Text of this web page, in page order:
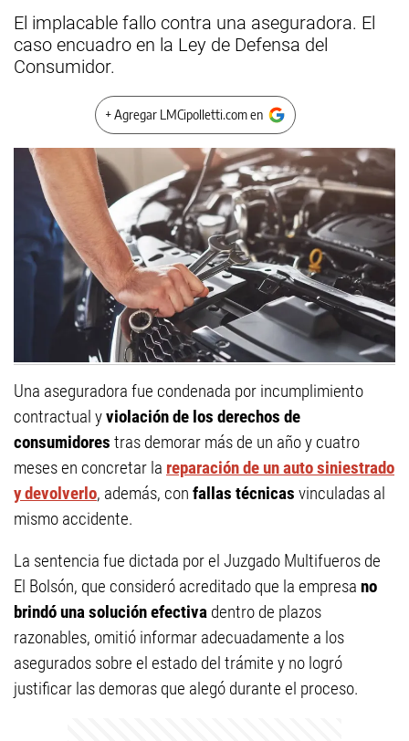
El implacable fallo contra una aseguradora. El
caso encuadro en la Ley de Defensa del
Consumidor.
+ Agregar LMCipolletti.com en
Una aseguradora fue condenada por incumplimiento
contractual yviolación de los derechos de
consumidores tras demorar más de un año y cuatro
meses en concretar la reparación de un auto siniestrado
y devolverlo, además, con fallas técnicas vinculadas al
mismo accidente.
La sentencia fue dictada por el Juzgado Multifueros de
El Bolsón, que consideró acreditado que la empresa no
brindó una solución efectiva dentro de plazos
razonables, omitió informar adecuadamente a los
asegurados sobre el estado del trámite y no logró
justificar las demoras que alegó durante el proceso.